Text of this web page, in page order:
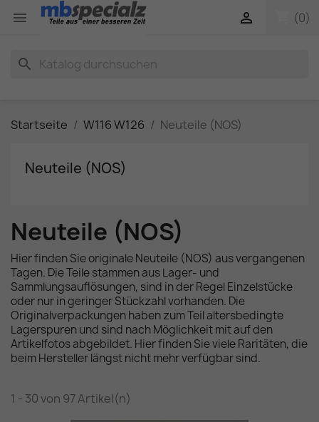
 (0)

search
Startseite W116 W126 Neuteile (NOS)
Neuteile (NOS)
Neuteile (NOS)
Hier finden Sie originale Neuteile (NOS) aus vergangenen
Tagen. Die Teile stammen aus Lager- und
Sammlungsauflösungen, sind in der Regel Einzelstücke
oder nur in geringer Stückzahl vorhanden. Die
Originalverpackungen haben zum Teil altersbedingte
Lagerspuren und sind nach Möglichkeit mit auf den
Artikelfotos abgebildet. Hier finden Sie viele Raritäten, die
beim Hersteller längst nicht mehr verfügbar sind.
1 - 30 von 97 Artikel(n)